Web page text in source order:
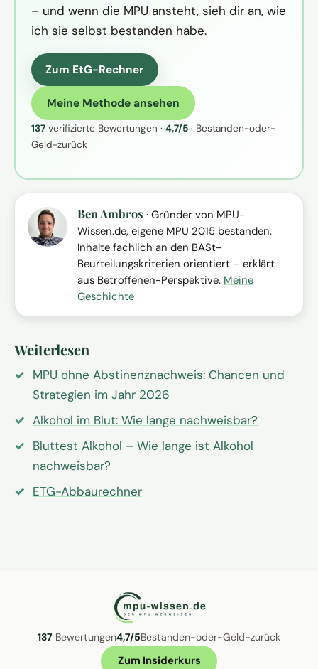
– und wenn die MPU ansteht, sieh dir an, wie
ich sie selbst bestanden habe.
Zum EtG-Rechner
Meine Methode ansehen
137verifizierte Bewertungen · 4,7/5· Bestanden-oder-
Geld-zurück
Ben Ambros · Gründer von MPU-
Wissen.de, eigene MPU 2015 bestanden.
Inhalte fachlich an den BASt-
Beurteilungskriterien orientiert – erklärt
aus Betroffenen-Perspektive. Meine
Geschichte
Weiterlesen
MPU ohne Abstinenznachweis: Chancen und
Strategien im Jahr 2026
Alkohol im Blut: Wie lange nachweisbar?
Bluttest Alkohol – Wie lange ist Alkohol
nachweisbar?
ETG-Abbaurechner
137 Bewertungen4,7/5Bestanden-oder-Geld-zurück
Zum Insiderkurs